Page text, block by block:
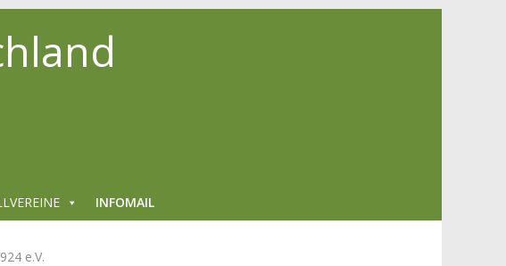
INFOMAIL
e.V.